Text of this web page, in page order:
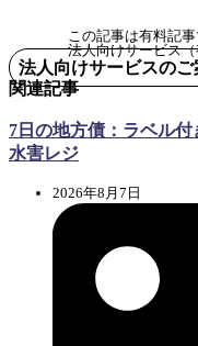
この記事は有料記
法人向けサービス（
法人向けサービスのご
関連記事
7日の地方債：ラベル
水害レジ
2026年8月7日